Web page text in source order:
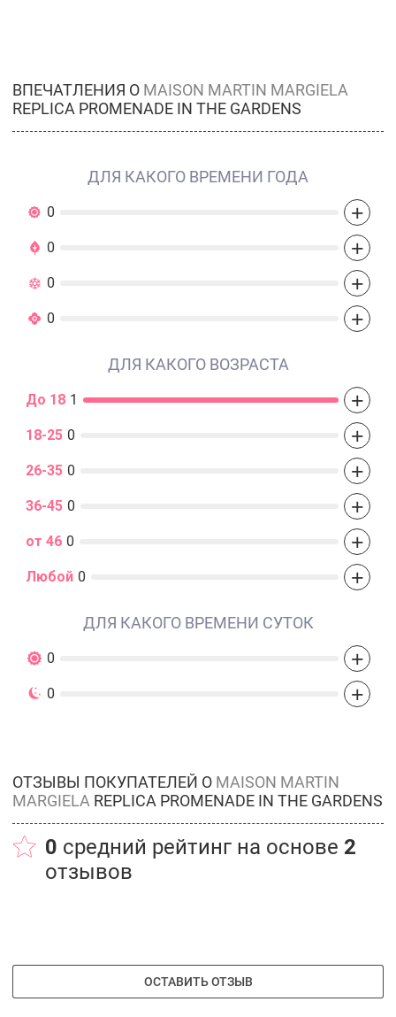
ВПЕЧАТЛЕНИЯ О MAISON MARTIN MARGIELA
REPLICA PROMENADE IN THE GARDENS
ДЛЯ КАКОГО ВРЕМЕНИ ГОДА
0 +
0 +
0 +
0 +
ДЛЯ КАКОГО ВОЗРАСТА
До 18 1 +
18-25 0 +
26-35 0 +
36-45 0 +
от 46 0 +
Любой 0 +
ДЛЯ КАКОГО ВРЕМЕНИ СУТОК
0 +
0 +
ОТЗЫВЫ ПОКУПАТЕЛЕЙ О MAISON MARTIN
MARGIELA REPLICA PROMENADE IN THE GARDENS
0 средний рейтинг на основе 2
отзывов
ОСТАВИТЬ ОТЗЫВ